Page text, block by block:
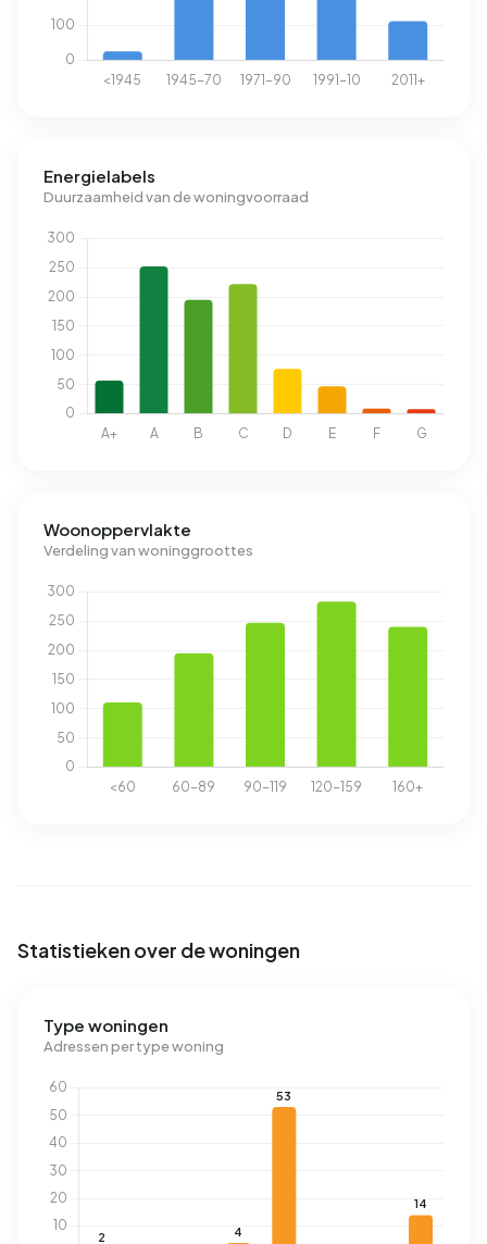
Energielabels
Duurzaamheid van de woningvoorraad
Woonoppervlakte
Verdeling van woninggroottes
Statistieken over de woningen
Type woningen
Adressen per type woning